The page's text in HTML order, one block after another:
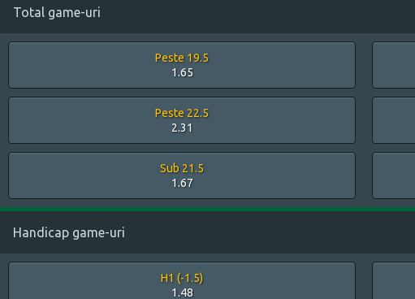
Total game-uri
Peste 19.5
1.65
Peste 22.5
2.31
Sub 21.5
1.67
Handicap game-uri
H1 (-1.5)
1.48